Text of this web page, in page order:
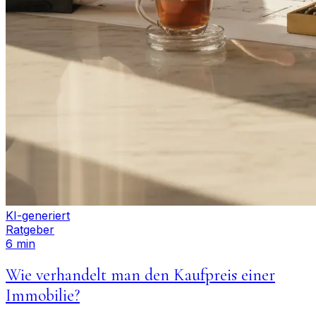
KI-generiert
Ratgeber
6 min
Wie verhandelt man den Kaufpreis einer
Immobilie?